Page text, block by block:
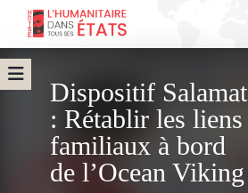
Dispositif Salamat
: Rétablir les liens
familiaux à bord
de l’Ocean Viking